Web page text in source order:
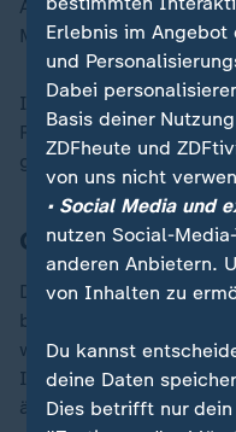
Aspides, die zum
Meer stationiert ist, in
Inzwischen hat sich
Rettungsteams
gewähren.
Große Sorge vor
Das Risiko für
bedrohlichen
warnte auch Arsenio
Internationalen
äußerst besorgt über
Erlebnis im Angebot
und
Dabei
Basis deiner
ZDFheute und
von uns nicht
• Social Media und
nutzen Social-
anderen Anbietern.
von Inhalten zu
Du kannst
deine Daten
Dies betrifft nur